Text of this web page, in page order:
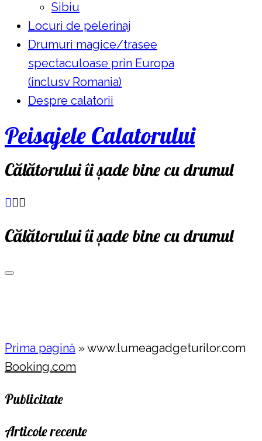
Sibiu
Locuri de pelerinaj
Drumuri magice/trasee
spectaculoase prin Europa
(inclusv Romania)
Despre calatorii
Peisajele Calatorului
Călătorului îi șade bine cu drumul
Călătorului îi șade bine cu drumul
Prima pagină »www.lumeagadgeturilor.com
Booking.com
Publicitate
Articole recente